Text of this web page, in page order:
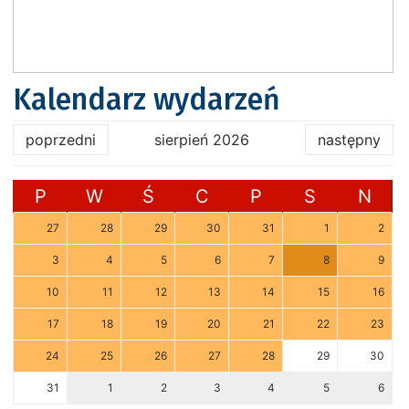
Kalendarz wydarzeń
poprzedni sierpień 2026 następny
P W Ś C P S N
27 28 29 30 31 1 2
3 4 5 6 7 8 9
10 11 12 13 14 15 16
17 18 19 20 21 22 23
24 25 26 27 28 29 30
31 1 2 3 4 5 6